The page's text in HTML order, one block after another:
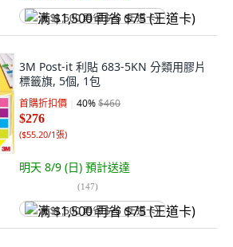
满 $1,500 再省 $75 (王道卡)
3M Post-it 利貼 683-5KN 分類用膠片
標籤旗, 5個, 1包
首購折扣價 40%$460
$276
($55.20/1張)
明天 8/9 (日) 預計送達
(147)
满 $1,500 再省 $75 (王道卡)